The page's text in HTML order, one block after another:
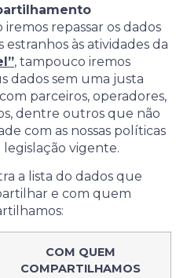
repassar os dados
às atividades da
, tampouco iremos
dados sem uma justa
parceiros, operadores,
dentre outros que não
com as nossas políticas
vigente.
a lista do dados que
e com quem
COM QUEM
COMPARTILHAMOS